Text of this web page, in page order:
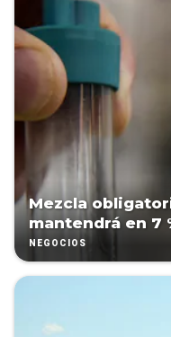
Mezcla
mantendrá en 7
NEGOCIOS